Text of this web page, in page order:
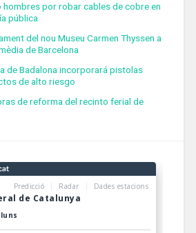
hombres por robar cables de cobre en
pública
del nou Museu Carmen Thyssen a
de Barcelona
de Badalona incorporará pistolas
de alto riesgo
de reforma del recinto ferial de